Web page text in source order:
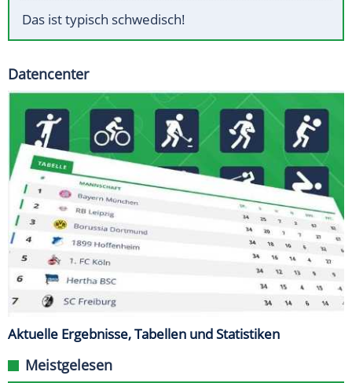
Das ist typisch schwedisch!
Datencenter
Aktuelle Ergebnisse, Tabellen und Statistiken
Meistgelesen